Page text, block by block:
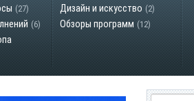
(27)
(6)
Дизайн и искусство (2)
Обзоры программ (12)